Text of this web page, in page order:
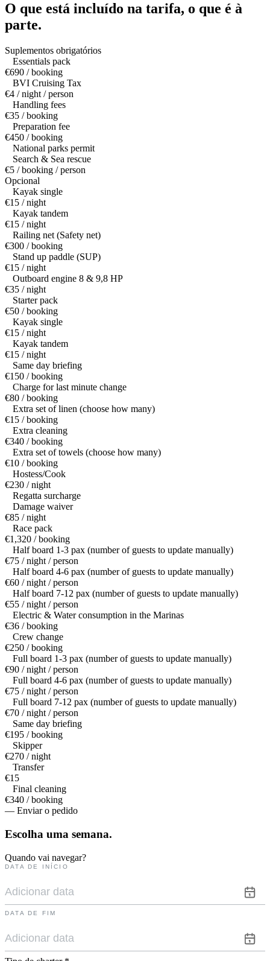
O que está incluído na tarifa, o que é à
parte.
Suplementos obrigatórios
Essentials pack
€690 / booking
BVI Cruising Tax
€4 / night / person
Handling fees
€35 / booking
Preparation fee
€450 / booking
National parks permit
Search & Sea rescue
€5 / booking / person
Opcional
Kayak single
€15 / night
Kayak tandem
€15 / night
Railing net (Safety net)
€300 / booking
Stand up paddle (SUP)
€15 / night
Outboard engine 8 & 9,8 HP
€35 / night
Starter pack
€50 / booking
Kayak single
€15 / night
Kayak tandem
€15 / night
Same day briefing
€150 / booking
Charge for last minute change
€80 / booking
Extra set of linen (choose how many)
€15 / booking
Extra cleaning
€340 / booking
Extra set of towels (choose how many)
€10 / booking
Hostess/Cook
€230 / night
Regatta surcharge
Damage waiver
€85 / night
Race pack
€1,320 / booking
Half board 1-3 pax (number of guests to update manually)
€75 / night / person
Half board 4-6 pax (number of guests to update manually)
€60 / night / person
Half board 7-12 pax (number of guests to update manually)
€55 / night / person
Electric & Water consumption in the Marinas
€36 / booking
Crew change
€250 / booking
Full board 1-3 pax (number of guests to update manually)
€90 / night / person
Full board 4-6 pax (number of guests to update manually)
€75 / night / person
Full board 7-12 pax (number of guests to update manually)
€70 / night / person
Same day briefing
€195 / booking
Skipper
€270 / night
Transfer
€15
Final cleaning
€340 / booking
— Enviar o pedido
Escolha uma semana.
Quando vai navegar?
DATA DE INÍCIO
DATA DE FIM